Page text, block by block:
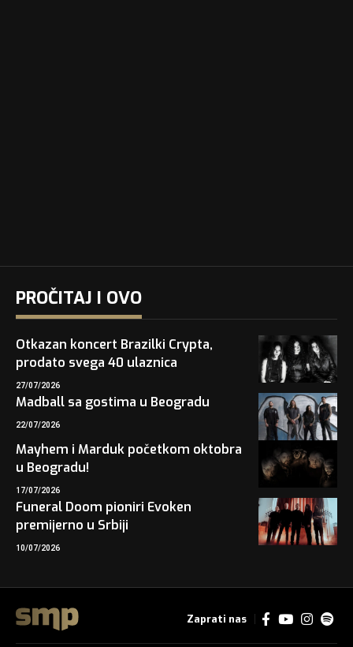
PROČITAJ I OVO
Otkazan koncert Brazilki Crypta,
prodato svega 40 ulaznica
27/07/2026
Madball sa gostima u Beogradu
22/07/2026
Mayhem i Marduk početkom oktobra
u Beogradu!
17/07/2026
Funeral Doom pioniri Evoken
premijerno u Srbiji
10/07/2026
Zaprati nas